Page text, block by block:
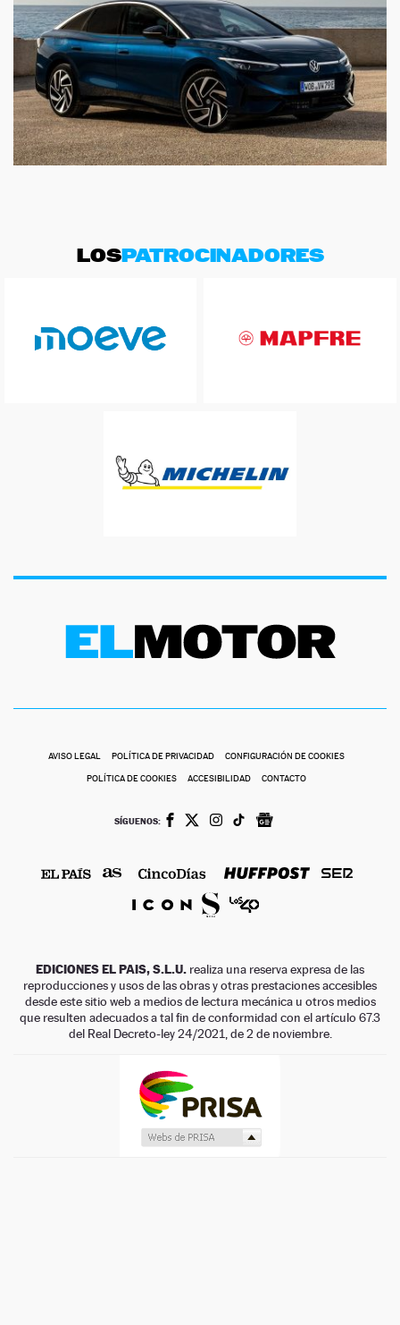
LOSPATROCINADORES
AVISO LEGAL POLÍTICA DE PRIVACIDAD CONFIGURACIÓN DE COOKIES
POLÍTICA DE COOKIES ACCESIBILIDAD CONTACTO
SÍGUENOS:
EDICIONES EL PAIS, S.L.U. realiza una reserva expresa de las
reproducciones y usos de las obras y otras prestaciones accesibles
desde este sitio web a medios de lectura mecánica u otros medios
que resulten adecuados a tal fin de conformidad con el artículo 67.3
del Real Decreto-ley 24/2021, de 2 de noviembre.